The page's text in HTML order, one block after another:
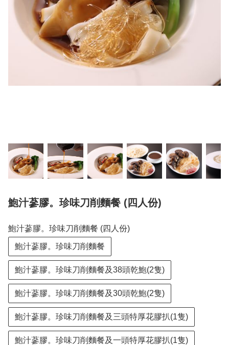
鮑汁蔘膠。珍味刀削麵餐 (四人份)
鮑汁蔘膠。珍味刀削麵餐 (四人份)
鮑汁蔘膠。珍味刀削麵餐
鮑汁蔘膠。珍味刀削麵餐及38頭乾鮑(2隻)
鮑汁蔘膠。珍味刀削麵餐及30頭乾鮑(2隻)
鮑汁蔘膠。珍味刀削麵餐及三頭特厚花膠扒(1隻)
鮑汁蔘膠。珍味刀削麵餐及一頭特厚花膠扒(1隻)